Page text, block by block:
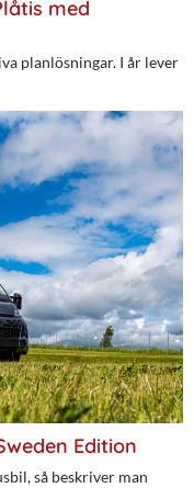
med
planlösningar. I år lever
Edition
så beskriver man